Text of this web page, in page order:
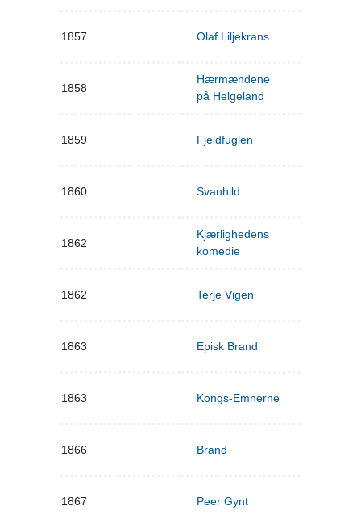
1857 Olaf Liljekrans
1858
Hærmændene
på Helgeland
1859 Fjeldfuglen
1860 Svanhild
1862
Kjærlighedens
komedie
1862 Terje Vigen
1863 Episk Brand
1863 Kongs-Emnerne
1866 Brand
1867 Peer Gynt